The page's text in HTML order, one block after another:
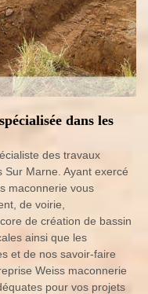
dans les
des travaux
Sur Marne. Ayant exercé
maconnerie vous
de voirie,
de création de bassin
ainsi que les
et de nos savoir-faire
Weiss maconnerie
pour vos projets